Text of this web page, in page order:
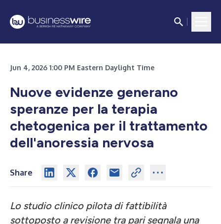
Jun 4, 2026 1:00 PM Eastern Daylight Time
Nuove evidenze generano
speranze per la terapia
chetogenica per il trattamento
dell'anoressia nervosa
Share
Lo studio clinico pilota di fattibilità
sottoposto a revisione tra pari segnala una